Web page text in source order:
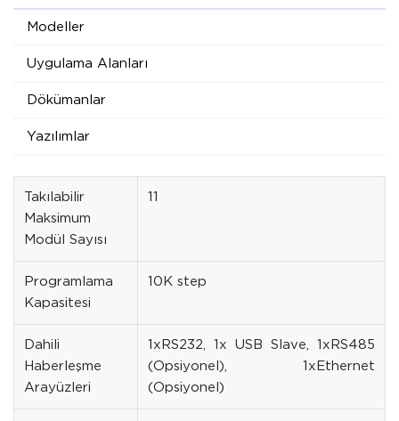
Modeller
Uygulama Alanları
Dökümanlar
Yazılımlar
Takılabilir
Maksimum
Modül Sayısı
11
Programlama
Kapasitesi
10K step
Dahili
Haberleşme
Arayüzleri
1xRS232, 1x USB Slave, 1xRS485
(Opsiyonel), 1xEthernet
(Opsiyonel)